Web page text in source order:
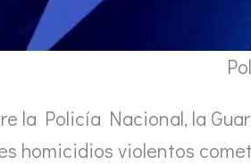
la Policía Nacional, la
homicidios violentos